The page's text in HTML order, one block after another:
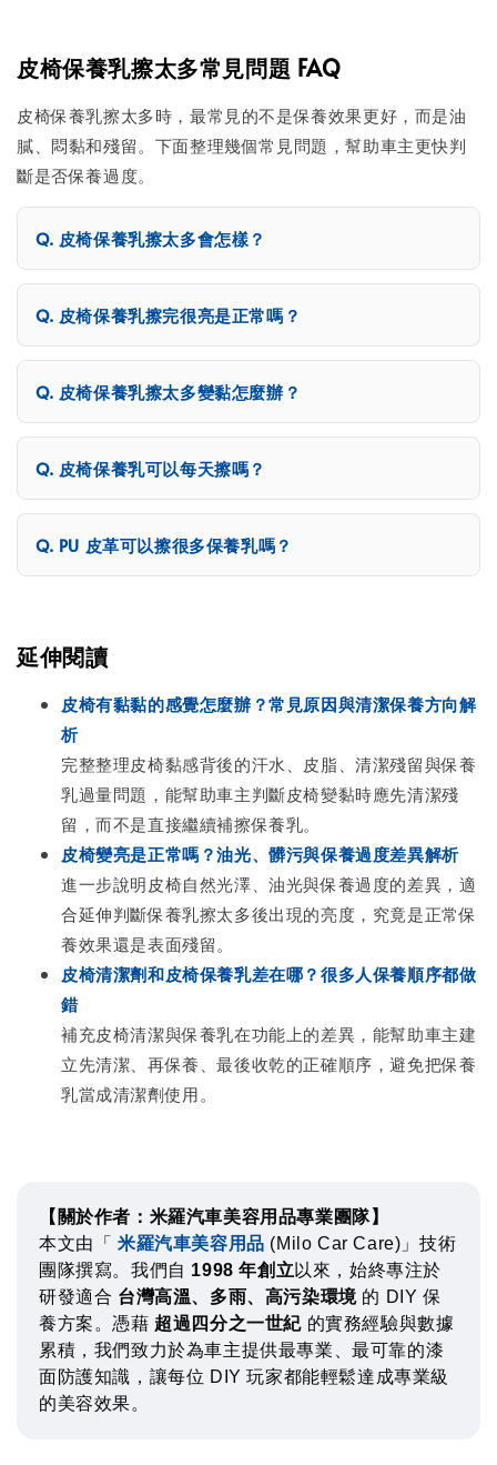
皮椅保養乳擦太多常見問題 FAQ
皮椅保養乳擦太多時，最常見的不是保養效果更好，而是油
膩、悶黏和殘留。下面整理幾個常見問題，幫助車主更快判
斷是否保養過度。
皮椅保養乳擦太多會怎樣？
皮椅保養乳擦完很亮是正常嗎？
皮椅保養乳擦太多變黏怎麼辦？
皮椅保養乳可以每天擦嗎？
PU 皮革可以擦很多保養乳嗎？
延伸閱讀
皮椅有黏黏的感覺怎麼辦？常見原因與清潔保養方向解
析
完整整理皮椅黏感背後的汗水、皮脂、清潔殘留與保養
乳過量問題，能幫助車主判斷皮椅變黏時應先清潔殘
留，而不是直接繼續補擦保養乳。
皮椅變亮是正常嗎？油光、髒污與保養過度差異解析
進一步說明皮椅自然光澤、油光與保養過度的差異，適
合延伸判斷保養乳擦太多後出現的亮度，究竟是正常保
養效果還是表面殘留。
皮椅清潔劑和皮椅保養乳差在哪？很多人保養順序都做
錯
補充皮椅清潔與保養乳在功能上的差異，能幫助車主建
立先清潔、再保養、最後收乾的正確順序，避免把保養
乳當成清潔劑使用。
【關於作者：米羅汽車美容用品專業團隊】
本文由「 米羅汽車美容用品 (Milo Car Care)」技術
團隊撰寫。我們自 1998 年創立 以來，始終專注於
研發適合 台灣高溫、多雨、高污染環境的 DIY 保
養方案。憑藉 超過四分之一世紀 的實務經驗與數據
累積，我們致力於為車主提供最專業、最可靠的漆
面防護知識，讓每位 DIY 玩家都能輕鬆達成專業級
的美容效果。